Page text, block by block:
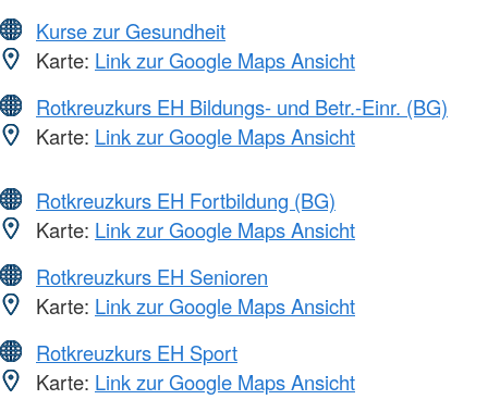
Kurse zur Gesundheit
Karte: Link zur Google Maps Ansicht
Rotkreuzkurs EH Bildungs- und Betr.-Einr. (BG)
Karte: Link zur Google Maps Ansicht
Rotkreuzkurs EH Fortbildung (BG)
Karte: Link zur Google Maps Ansicht
Rotkreuzkurs EH Senioren
Karte: Link zur Google Maps Ansicht
Rotkreuzkurs EH Sport
Karte: Link zur Google Maps Ansicht